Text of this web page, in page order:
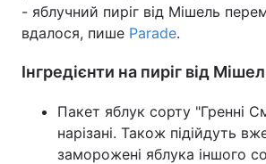
Цікавинки
Екологія Регіони
Лонгріди
- яблучний пиріг від Мішель
вдалося, пише Parade.
Інгредієнти на пиріг від
Пакет яблук сорту "Гренні
нарізані. Також підійдуть
заморожені яблука іншого